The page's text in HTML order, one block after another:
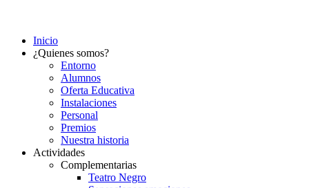
Inicio
¿Quienes somos?
Entorno
Alumnos
Oferta Educativa
Instalaciones
Personal
Premios
Nuestra historia
Actividades
Complementarias
Teatro Negro